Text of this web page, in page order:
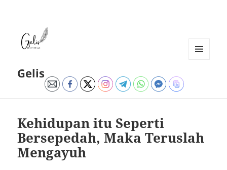
Gelis
Kehidupan itu Seperti
Bersepedah, Maka Teruslah
Mengayuh